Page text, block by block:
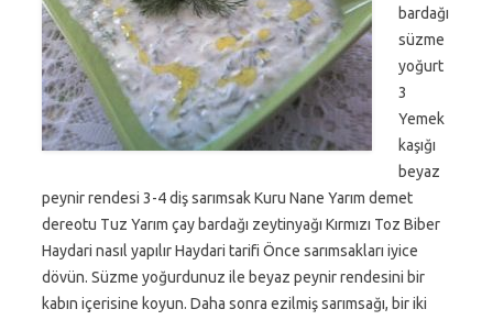
bardağı
süzme
yoğurt
3
Yemek
kaşığı
beyaz
peynir rendesi 3-4 diş sarımsak Kuru Nane Yarım demet
dereotu Tuz Yarım çay bardağı zeytinyağı Kırmızı Toz Biber
Haydari nasıl yapılır Haydari tarifi Önce sarımsakları iyice
dövün. Süzme yoğurdunuz ile beyaz peynir rendesini bir
kabın içerisine koyun. Daha sonra ezilmiş sarımsağı, bir iki